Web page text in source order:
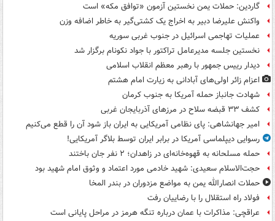
گاردین: حملات یمن نخستین آزمون «توافق مکه» است
واکنش علیرضا دبیر به اخراج یک کشتی‌گیر به خاطر اضافه وزن
عملیات تهاجمی اسرائیل در جنوب غربی سوریه
نخستین جلسه مدیرعامل تراکتور با جواد نکونام برگزار شد
دیدار رییس جمهور با رهبر معظم انقلاب اسلامی
اعزام زائر اولی‌های آبادانی به زیارت امام هشتم
شهادت جانباز حمله آمریکا به جنوب کرمان
کشف ۳۳ قبضه سلاح در مرزهای آذربایجان غربی
امیر جهانشاهی: پای نظامی آمریکایی به ایران باز شود آن را قطع می‌کنیم
رسوایی دیپلماسی آمریکا در برابر ایران توسط بلاگر آمریکایی!
حمله مسلحانه به قهوه‌خانه‌ای در زاهدان؛ ۲ نفر جان باختند
حجت‌الاسلام سعیدی: شهید خادمی مورد اعتماد و وثوق امام شهید بود
حملات انصارالله یمن به مواضع مزدوران در بندر المخا
فولاد راه استقلال را با رضاییان رفت
عراقچی: مذاکرات با عمان درباره تنگه هرمز در مراحل پایانی است